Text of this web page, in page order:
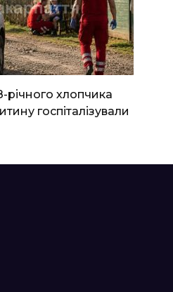
річного хлопчика
госпіталізували